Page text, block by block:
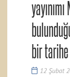
bir
12 Şubat